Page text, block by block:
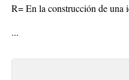
R= En la construcción de una
...